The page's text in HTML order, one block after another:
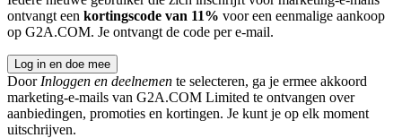
ontvangt een kortingscode van 11% voor een eenmalige aankoop
op G2A.COM. Je ontvangt de code per e-mail.
Log in en doe mee
Door Inloggen en deelnemen te selecteren, ga je ermee akkoord
marketing-e-mails van G2A.COM Limited te ontvangen over
aanbiedingen, promoties en kortingen. Je kunt je op elk moment
uitschrijven.